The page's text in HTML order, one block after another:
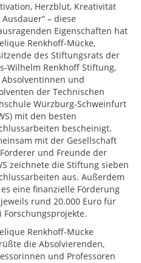
Herzblut, Kreativität
– diese
Eigenschaften hat
Renkhoff-Mücke,
des Stiftungsrats der
Wilhelm Renkhoff Stiftung,
und
der Technischen
Würzburg-Schweinfurt
mit den besten
bescheinigt.
mit der Gesellschaft
und Freunde der
zeichnete die Stiftung sieben
aus. Außerdem
eine finanzielle Förderung
rund 20.000 Euro für
Forschungsprojekte.
Renkhoff-Mücke
die Absolvierenden,
und Professoren